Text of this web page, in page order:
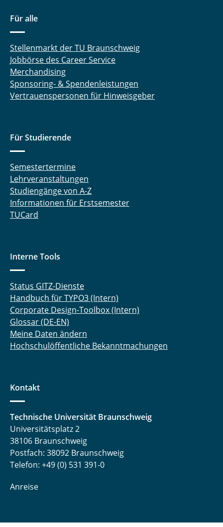
Für alle
Stellenmarkt der TU Braunschweig
Jobbörse des Career Service
Merchandising
Sponsoring- & Spendenleistungen
Vertrauenspersonen für Hinweisgeber
Für Studierende
Semestertermine
Lehrveranstaltungen
Studiengänge von A-Z
Informationen für Erstsemester
TUCard
Interne Tools
Status GITZ-Dienste
Handbuch für TYPO3 (Intern)
Corporate Design-Toolbox (Intern)
Glossar (DE-EN)
Meine Daten ändern
Hochschulöffentliche Bekanntmachungen
Kontakt
Technische Universität Braunschweig
Universitätsplatz 2
38106 Braunschweig
Postfach: 38092 Braunschweig
Telefon: +49 (0) 531 391-0
Anreise